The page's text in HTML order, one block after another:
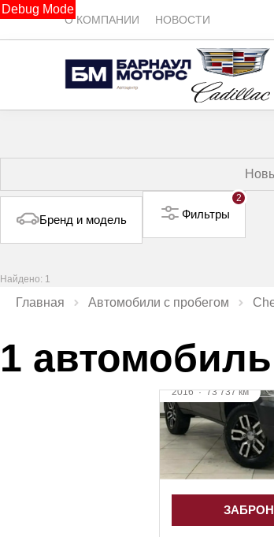
Debug Mode
О КОМПАНИИ НОВОСТИ
Бренд и модель
2
Фильтры
Найдено: 1
Главная Автомобили с пробегом
1
2016·73 737 км
Chevrolet Niva
1.7 л (80 л.с.),
795 000 ₽